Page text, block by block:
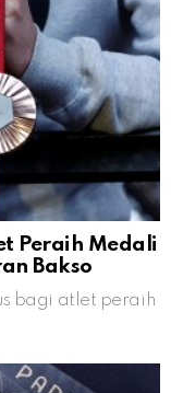
Peraih Medali
Bakso
bagi atlet peraih